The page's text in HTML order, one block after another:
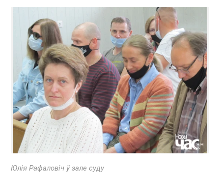
Юлія Рафаловіч ў зале суду